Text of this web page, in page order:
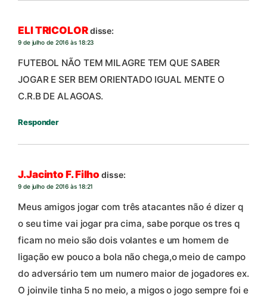
ELI TRICOLORdisse:
9 de julho de 2016 às 18:23
FUTEBOL NÃO TEM MILAGRE TEM QUE SABER
JOGAR E SER BEM ORIENTADO IGUAL MENTE O
C.R.B DE ALAGOAS.
Responder
J.Jacinto F. Filho disse:
9 de julho de 2016 às 18:21
Meus amigos jogar com três atacantes não é dizer q
o seu time vai jogar pra cima, sabe porque os tres q
ficam no meio são dois volantes e um homem de
ligação ew pouco a bola não chega,o meio de campo
do adversário tem um numero maior de jogadores ex.
O joinvile tinha 5 no meio, a migos o jogo sempre foi e